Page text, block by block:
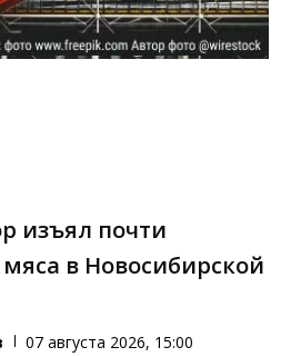
изъял почти
в Новосибирской
07 августа 2026, 15:00